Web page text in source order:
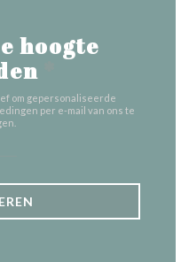
hoogte
om gepersonaliseerde
per e-mail van ons te